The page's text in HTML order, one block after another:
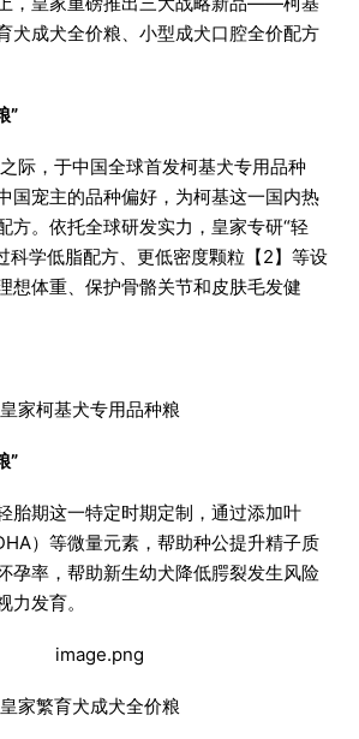
犬成犬全价粮、小型成犬口腔全价配方
”
际，于中国全球首发柯基犬专用品种
国宠主的品种偏好，为柯基这一国内热
方。依托全球研发实力，皇家专研“轻
科学低脂配方、更低密度颗粒【2】等设
想体重、保护骨骼关节和皮肤毛发健
皇家柯基犬专用品种粮
”
胎期这一特定时期定制，通过添加叶
）等微量元素，帮助种公提升精子质
孕率，帮助新生幼犬降低腭裂发生风险
力发育。
皇家繁育犬成犬全价粮